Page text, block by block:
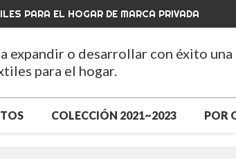
PARA EL HOGAR DE MARCA PRIVADA
expandir o desarrollar con éxito una
para el hogar.
COLECCIÓN 2021~2023 POR